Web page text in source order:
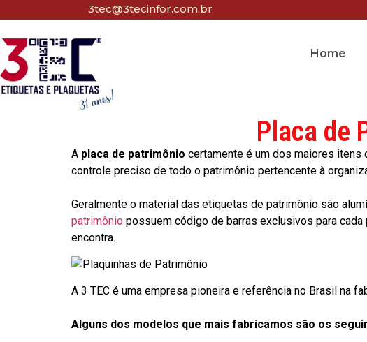
3tec@3tecinfor.com.br
Home
Placa de
A placa de patrimônio certamente é um dos maiores itens
controle preciso de todo o patrimônio pertencente à
Geralmente o material das etiquetas de patrimônio são
patrimônio possuem código de barras exclusivos para
encontra.
A 3 TEC é uma empresa pioneira e referência no Brasil na
Alguns dos modelos que mais fabricamos são os